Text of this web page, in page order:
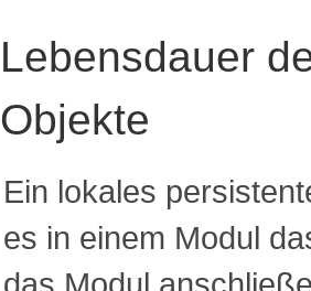
Lebensdauer
Objekte
Ein lokales
es in einem Modul